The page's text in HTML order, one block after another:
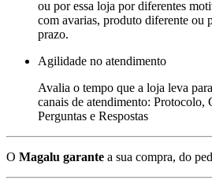
ou por essa loja por diferentes
com avarias, produto diferente ou
prazo.
Agilidade no atendimento
Avalia o tempo que a loja leva
canais de atendimento: Protocolo,
Perguntas e Respostas
O Magalu garante a sua compra, do